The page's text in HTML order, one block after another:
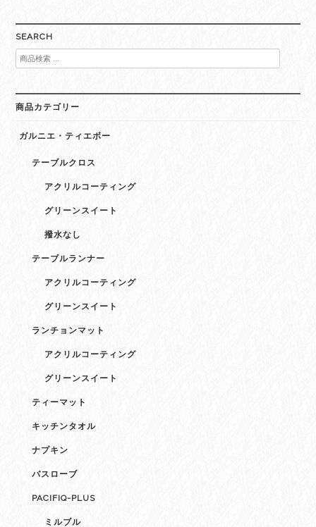
SEARCH
検
索
象:
商品カテゴリー
ガルニエ・ティエボー
テーブルクロス
アクリルコーティング
グリーンスイート
撥水なし
テーブルランナー
アクリルコーティング
グリーンスイート
ランチョンマット
アクリルコーティング
グリーンスイート
ティーマット
キッチンタオル
ナプキン
バスローブ
PACIFIQ-PLUS
ミルブル